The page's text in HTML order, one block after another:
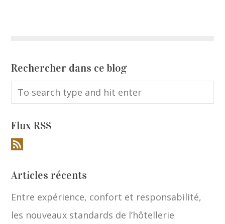
Rechercher dans ce blog
Flux RSS
Articles récents
Entre expérience, confort et responsabilité,
les nouveaux standards de l’hôtellerie